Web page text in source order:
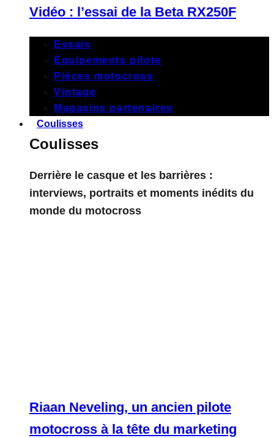
Vidéo : l’essai de la Beta RX250F
Essais
Équipements pilote
Pièces motocross
Vintage
Magasins partenaires
Coulisses
Coulisses
Derrière le casque et les barrières :
interviews, portraits et moments inédits du
monde du motocross
Riaan Neveling, un ancien pilote
motocross à la tête du marketing